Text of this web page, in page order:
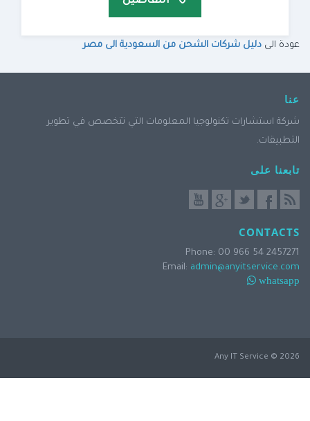
عودة الىدليل شركات الشحن من السعودية الى مصر
عنا
شركة استشارات تكنولوجيا المعلومات التي تتخصص في تطوير
التطبيقات.
تابعنا على
CONTACTS
Phone: 00 966 54 2457271
Email:admin@anyitservice.com
whatsapp
2026 © Any IT Service